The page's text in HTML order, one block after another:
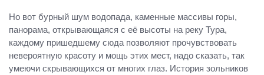
Но вот бурный шум водопада, каменные массивы горы,
панорама, открывающаяся с её высоты на реку Тура,
каждому пришедшему сюда позволяют прочувствовать
невероятную красоту и мощь этих мест, надо сказать, так
умеючи скрывающихся от многих глаз. История зольников